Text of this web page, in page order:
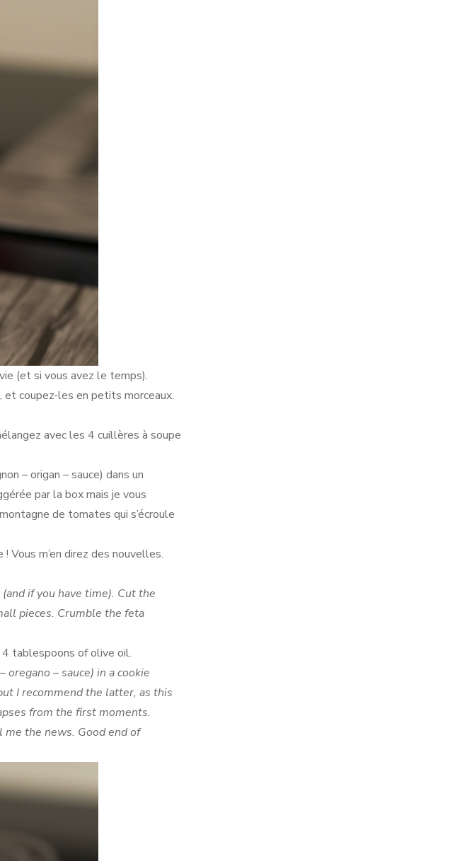
(et si vous avez le temps).
et coupez-les en petits morceaux.
avec les 4 cuillères à soupe
– origan – sauce) dans un
par la box mais je vous
de tomates qui s’écroule
m’en direz des nouvelles.
if you have time). Cut the
pieces. Crumble the feta
tablespoons of olive oil.
– sauce) in a cookie
I recommend the latter, as this
from the first moments.
the news. Good end of